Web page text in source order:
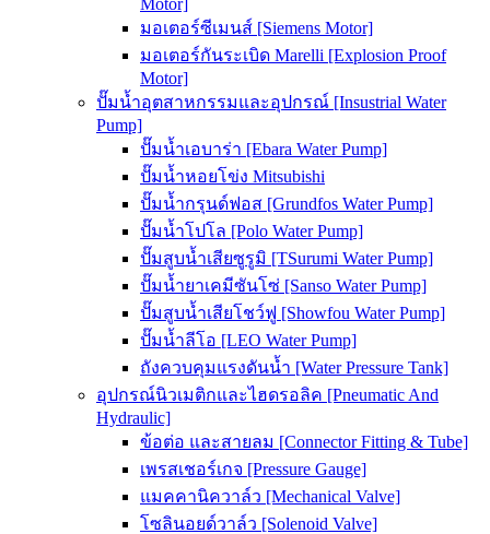
Motor]
มอเตอร์ซีเมนส์ [Siemens Motor]
มอเตอร์กันระเบิด Marelli [Explosion Proof
Motor]
ปั๊มน้ำอุตสาหกรรมและอุปกรณ์ [Insustrial Water
Pump]
ปั๊มน้ำเอบาร่า [Ebara Water Pump]
ปั๊มน้ำหอยโข่ง Mitsubishi
ปั๊มน้ำกรุนด์ฟอส [Grundfos Water Pump]
ปั๊มน้ำโปโล [Polo Water Pump]
ปั๊มสูบน้ำเสียซูรูมิ [TSurumi Water Pump]
ปั๊มน้ำยาเคมีซันโซ่ [Sanso Water Pump]
ปั๊มสูบน้ำเสียโชว์ฟู [Showfou Water Pump]
ปั๊มน้ำลีโอ [LEO Water Pump]
ถังควบคุมแรงดันน้ำ [Water Pressure Tank]
อุปกรณ์นิวเมติกและไฮดรอลิค [Pneumatic And
Hydraulic]
ข้อต่อ และสายลม [Connector Fitting & Tube]
เพรสเชอร์เกจ [Pressure Gauge]
แมคคานิควาล์ว [Mechanical Valve]
โซลินอยด์วาล์ว [Solenoid Valve]